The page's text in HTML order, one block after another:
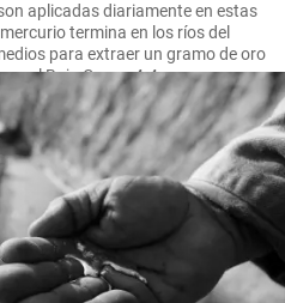
aplicadas diariamente en estas
termina en los ríos del
para extraer un gramo de oro
en el Bajo Cauca 4.4 gramos.